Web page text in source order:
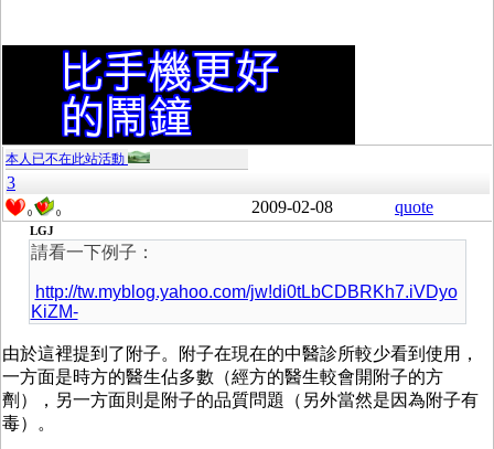
本人已不在此站活動
3
0 0 2009-02-08 quote
LGJ
請看一下例子：
http://tw.myblog.yahoo.com/jw!di0tLbCDBRKh7.iVDyo
KiZM-
由於這裡提到了附子。附子在現在的中醫診所較少看到使用，
一方面是時方的醫生佔多數（經方的醫生較會開附子的方
劑），另一方面則是附子的品質問題（另外當然是因為附子有
毒）。